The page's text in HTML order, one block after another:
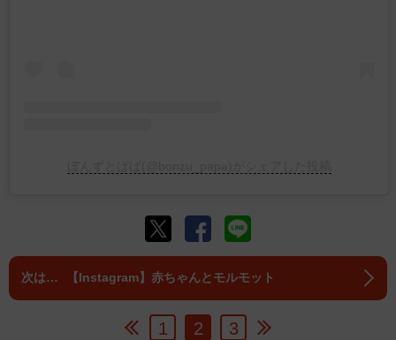
【Instagram】赤ちゃんとモルモット
1 2 3